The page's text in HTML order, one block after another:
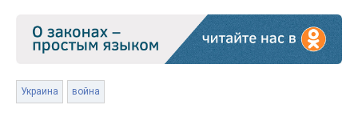
Украина война